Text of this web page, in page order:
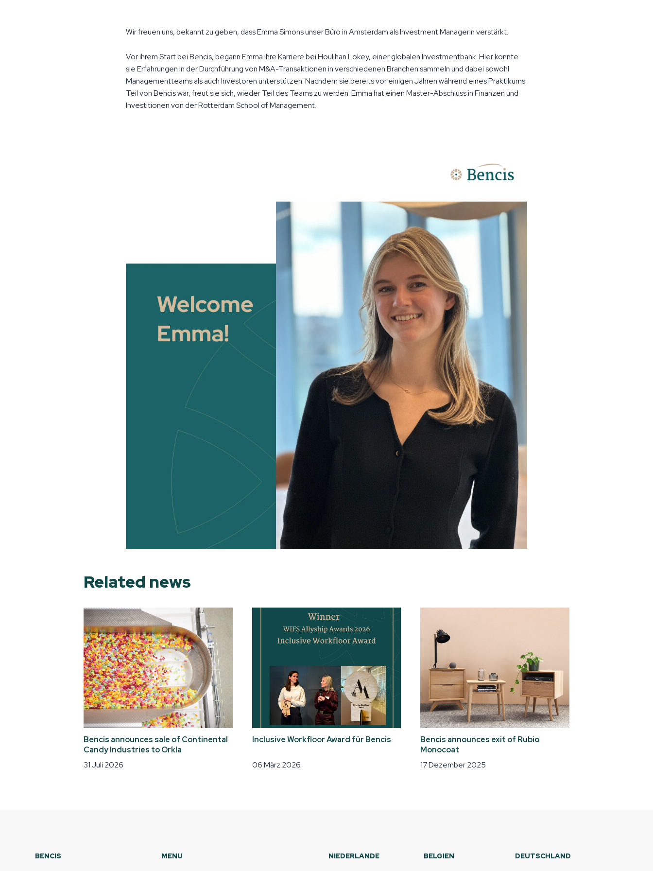
Wir freuen uns, bekannt zu geben, dass Emma Simons unser Büro in Amsterdam als Investment Managerin verstärkt.
Vor ihrem Start bei Bencis, begann Emma ihre Karriere bei Houlihan Lokey, einer globalen Investmentbank. Hier konnte
sie Erfahrungen in der Durchführung von M&A-Transaktionen in verschiedenen Branchen sammeln und dabei sowohl
Managementteams als auch Investoren unterstützen. Nachdem sie bereits vor einigen Jahren während eines Praktikums
Teil von Bencis war, freut sie sich, wieder Teil des Teams zu werden. Emma hat einen Master-Abschluss in Finanzen und
Investitionen von der Rotterdam School of Management.
Related news
Bencis announces sale of Continental
Candy Industries to Orkla
31 Juli 2026
Inclusive Workfloor Award für Bencis
06 März 2026
Bencis announces exit of Rubio
Monocoat
17 Dezember 2025
BENCIS
MENU
NIEDERLANDE
BELGIEN
DEUTSCHLAND